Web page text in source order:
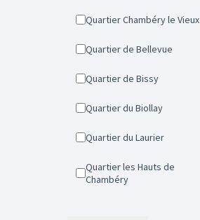
Quartier Chambéry le Vieux
Quartier de Bellevue
Quartier de Bissy
Quartier du Biollay
Quartier du Laurier
Quartier les Hauts de
Chambéry